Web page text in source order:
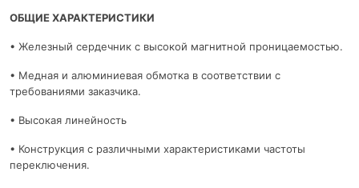
ОБЩИЕ ХАРАКТЕРИСТИКИ
• Железный сердечник с высокой магнитной проницаемостью.
• Медная и алюминиевая обмотка в соответствии с
требованиями заказчика.
• Высокая линейность
• Конструкция с различными характеристиками частоты
переключения.